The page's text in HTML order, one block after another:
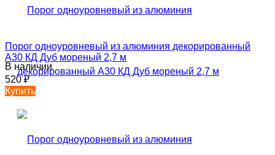
Порог одноуровневый из алюминия декорированный
А30 КД Дуб мореный 2,7 м
В наличии
520₽
Купить